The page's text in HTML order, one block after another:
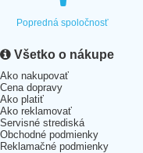
Popredná spoločnosť
Všetko o nákupe
Ako nakupovať
Cena dopravy
Ako platiť
Ako reklamovať
Servisné strediská
Obchodné podmienky
Reklamačné podmienky